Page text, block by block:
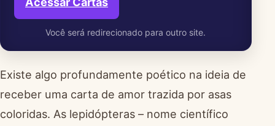
Você será redirecionado para outro site.
Existe algo profundamente poético na ideia de
receber uma carta de amor trazida por asas
coloridas. As lepidópteras – nome científico